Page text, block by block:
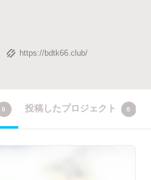
https://bdtk66.club/
0 投稿したプロジェクト 0